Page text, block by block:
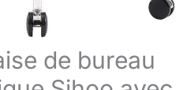
de bureau